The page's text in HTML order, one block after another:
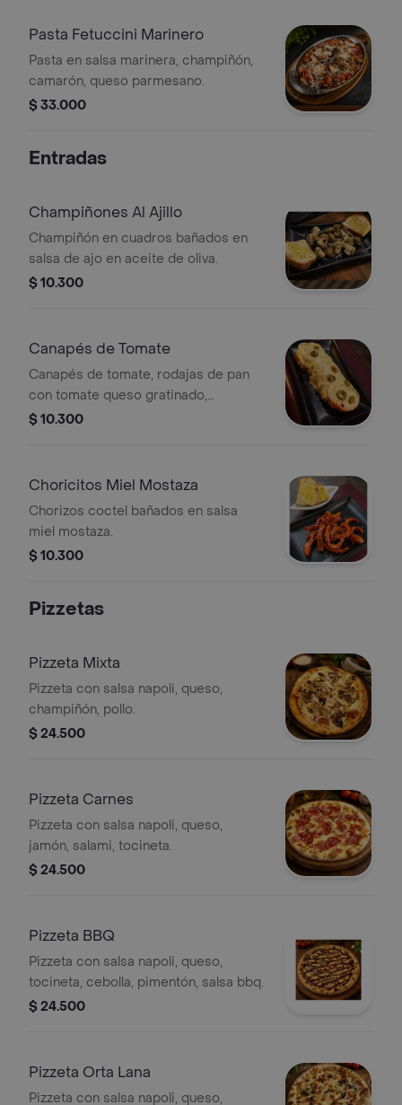
Pasta Fetuccini Marinero
Pasta en salsa marinera, champiñón,
camarón, queso parmesano.
$ 33.000
Entradas
Champiñones Al Ajillo
Champiñón en cuadros bañados en
salsa de ajo en aceite de oliva.
$ 10.300
Canapés de Tomate
Canapés de tomate, rodajas de pan
con tomate queso gratinado,
aceitunas
$ 10.300
Choricitos Miel Mostaza
Chorizos coctel bañados en salsa
miel mostaza.
$ 10.300
Pizzetas
Pizzeta Mixta
Pizzeta con salsa napoli, queso,
champiñón, pollo.
$ 24.500
Pizzeta Carnes
Pizzeta con salsa napoli, queso,
jamón, salami, tocineta.
$ 24.500
Pizzeta BBQ
Pizzeta con salsa napoli, queso,
tocineta, cebolla, pimentón, salsa bbq.
$ 24.500
Pizzeta Orta Lana
Pizzeta con salsa napoli, queso,